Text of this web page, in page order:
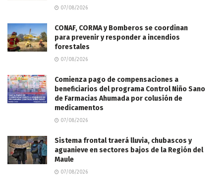
07/08/2026
CONAF, CORMA y Bomberos se coordinan
para prevenir y responder a incendios
forestales
07/08/2026
Comienza pago de compensaciones a
beneficiarios del programa Control Niño Sano
de Farmacias Ahumada por colusión de
medicamentos
07/08/2026
Sistema frontal traerá lluvia, chubascos y
aguanieve en sectores bajos de la Región del
Maule
07/08/2026